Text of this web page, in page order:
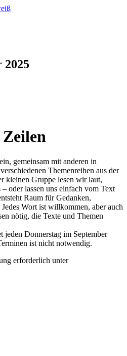
2025
gemeinsam mit anderen in
Themenreihen aus der
kleinen Gruppe lesen wir laut,
oder lassen uns einfach vom Text
Raum für Gedanken,
Wort ist willkommen, aber auch
nötig, die Texte und Themen
Donnerstag im September
ist nicht notwendig.
erforderlich unter